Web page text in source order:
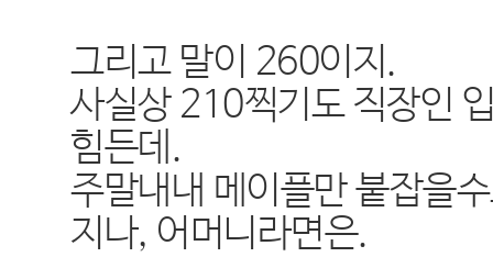
그리고 말이 260이지.
사실상 210찍기도 직장인
힘든데.
주말내내 메이플만 붙잡을
지나, 어머니라면은.